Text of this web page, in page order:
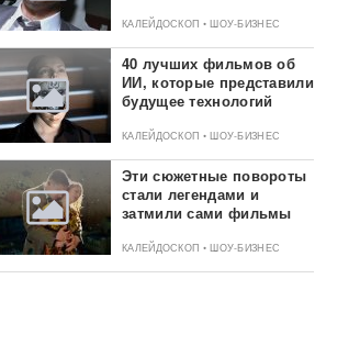
КАЛЕЙДОСКОП • ШОУ-БИЗНЕС
40 лучших фильмов об
ИИ, которые представили
будущее технологий
КАЛЕЙДОСКОП • ШОУ-БИЗНЕС
Эти сюжетные повороты
стали легендами и
затмили сами фильмы
КАЛЕЙДОСКОП • ШОУ-БИЗНЕС